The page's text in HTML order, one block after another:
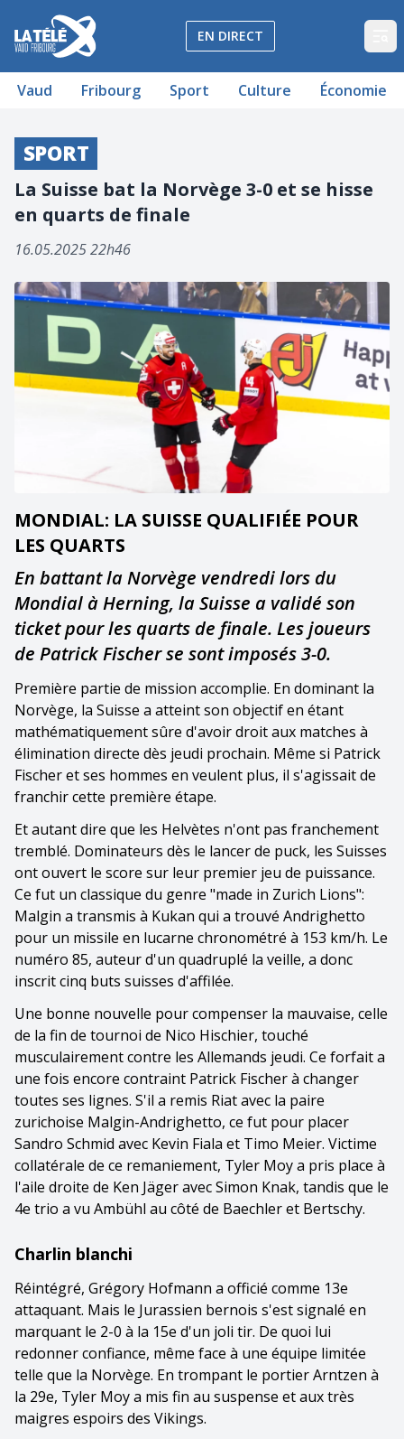
La Télé - Télévision régionale Vaud et Fribourg
EN DIRECT
Vaud Fribourg Sport Culture Économie
SPORT
La Suisse bat la Norvège 3-0 et se hisse
en quarts de finale
16.05.2025 22h46
MONDIAL: LA SUISSE QUALIFIÉE POUR
LES QUARTS
En battant la Norvège vendredi lors du
Mondial à Herning, la Suisse a validé son
ticket pour les quarts de finale. Les joueurs
de Patrick Fischer se sont imposés 3-0.
Première partie de mission accomplie. En dominant la
Norvège, la Suisse a atteint son objectif en étant
mathématiquement sûre d'avoir droit aux matches à
élimination directe dès jeudi prochain. Même si Patrick
Fischer et ses hommes en veulent plus, il s'agissait de
franchir cette première étape.
Et autant dire que les Helvètes n'ont pas franchement
tremblé. Dominateurs dès le lancer de puck, les Suisses
ont ouvert le score sur leur premier jeu de puissance.
Ce fut un classique du genre "made in Zurich Lions":
Malgin a transmis à Kukan qui a trouvé Andrighetto
pour un missile en lucarne chronométré à 153 km/h. Le
numéro 85, auteur d'un quadruplé la veille, a donc
inscrit cinq buts suisses d'affilée.
Une bonne nouvelle pour compenser la mauvaise, celle
de la fin de tournoi de Nico Hischier, touché
musculairement contre les Allemands jeudi. Ce forfait a
une fois encore contraint Patrick Fischer à changer
toutes ses lignes. S'il a remis Riat avec la paire
zurichoise Malgin-Andrighetto, ce fut pour placer
Sandro Schmid avec Kevin Fiala et Timo Meier. Victime
collatérale de ce remaniement, Tyler Moy a pris place à
l'aile droite de Ken Jäger avec Simon Knak, tandis que le
4e trio a vu Ambühl au côté de Baechler et Bertschy.
Charlin blanchi
Réintégré, Grégory Hofmann a officié comme 13e
attaquant. Mais le Jurassien bernois s'est signalé en
marquant le 2-0 à la 15e d'un joli tir. De quoi lui
redonner confiance, même face à une équipe limitée
telle que la Norvège. En trompant le portier Arntzen à
la 29e, Tyler Moy a mis fin au suspense et aux très
maigres espoirs des Vikings.